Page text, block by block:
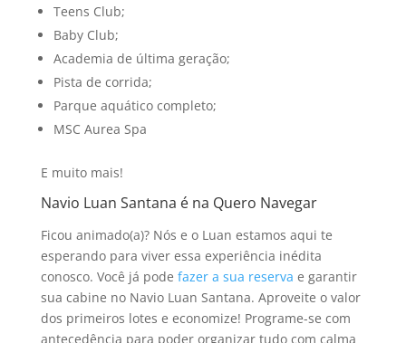
Teens Club;
Baby Club;
Academia de última geração;
Pista de corrida;
Parque aquático completo;
MSC Aurea Spa
E muito mais!
Navio Luan Santana é na Quero Navegar
Ficou animado(a)? Nós e o Luan estamos aqui te
esperando para viver essa experiência inédita
conosco. Você já pode fazer a sua reserva e garantir
sua cabine no Navio Luan Santana. Aproveite o valor
dos primeiros lotes e economize! Programe-se com
antecedência para poder organizar tudo com calma